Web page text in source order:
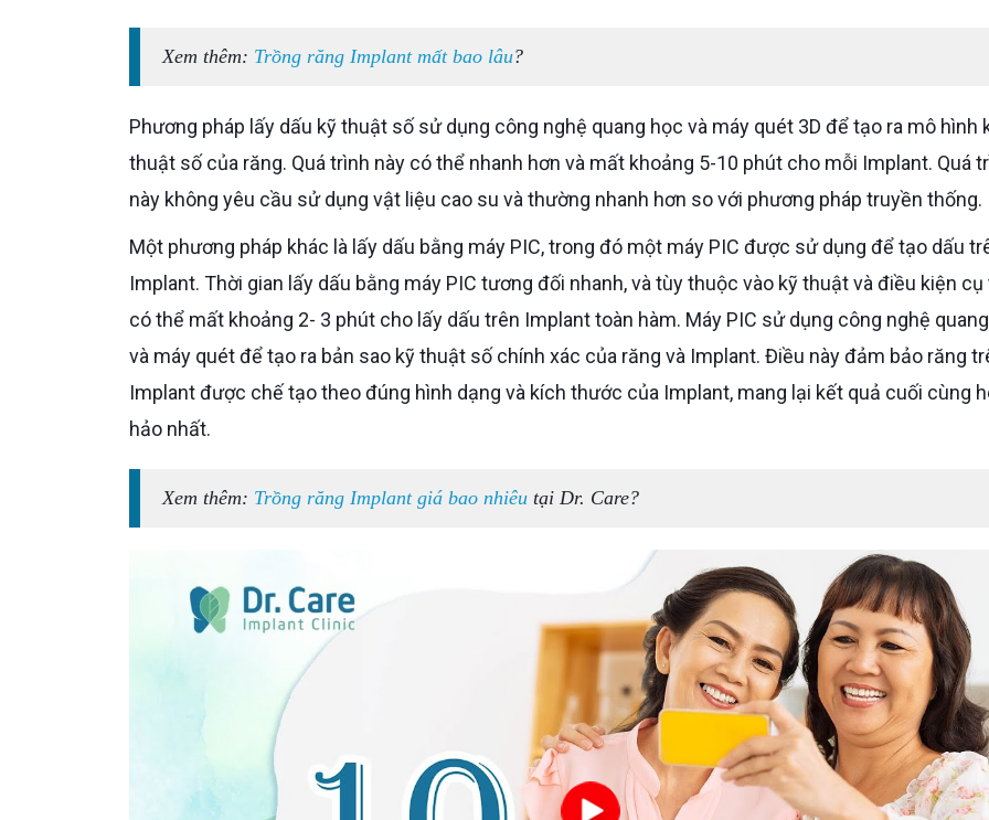
Xem thêm: Trồng răng Implant mất bao lâu?
Phương pháp lấy dấu kỹ thuật số sử dụng công nghệ quang học và máy quét 3D để tạo ra mô hình kỹ
thuật số của răng. Quá trình này có thể nhanh hơn và mất khoảng 5-10 phút cho mỗi Implant. Quá
này không yêu cầu sử dụng vật liệu cao su và thường nhanh hơn so với phương pháp truyền thống.
Một phương pháp khác là lấy dấu bằng máy PIC, trong đó một máy PIC được sử dụng để tạo dấu trên
Implant. Thời gian lấy dấu bằng máy PIC tương đối nhanh, và tùy thuộc vào kỹ thuật và điều kiện cụ
có thể mất khoảng 2- 3 phút cho lấy dấu trên Implant toàn hàm. Máy PIC sử dụng công nghệ
và máy quét để tạo ra bản sao kỹ thuật số chính xác của răng và Implant. Điều này đảm bảo răng
Implant được chế tạo theo đúng hình dạng và kích thước của Implant, mang lại kết quả cuối cùng
hảo nhất.
Xem thêm: Trồng răng Implant giá bao nhiêu tại Dr. Care?